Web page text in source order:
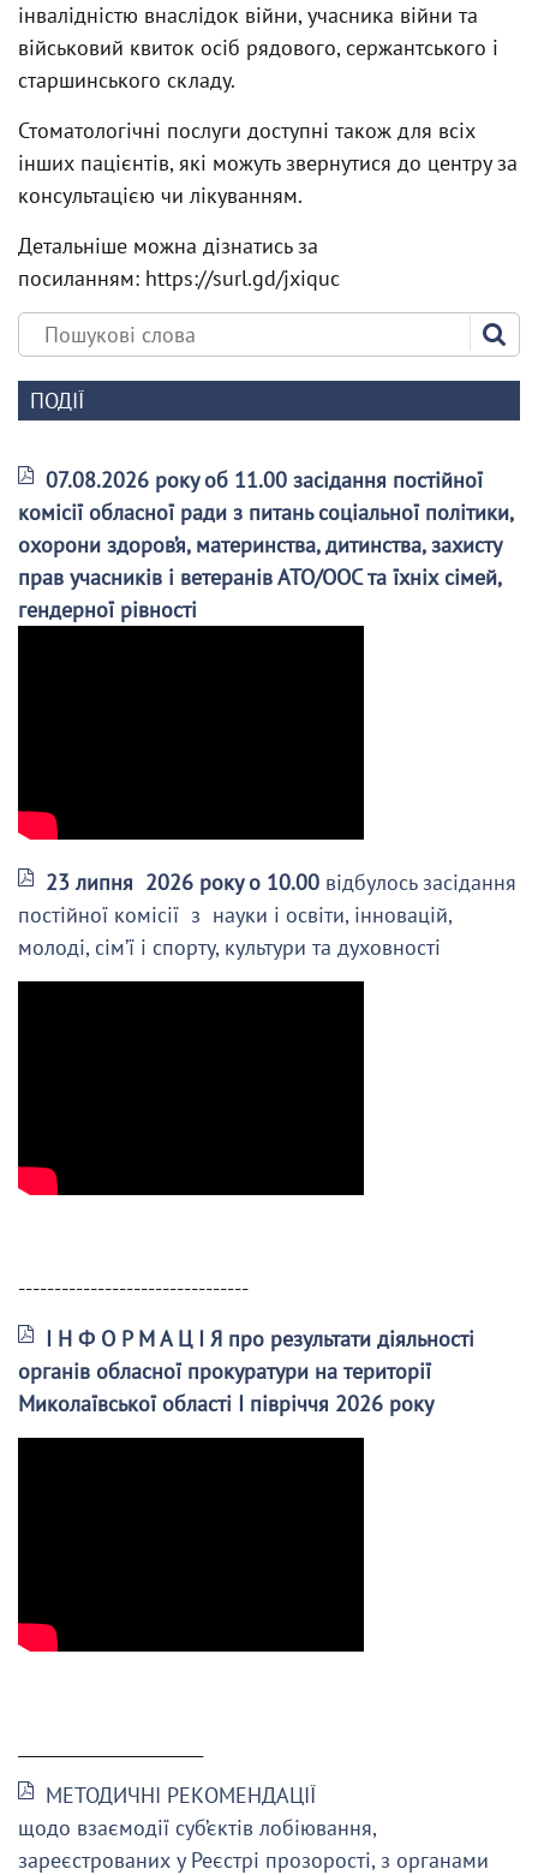
інвалідністю внаслідок війни, учасника війни та
військовий квиток осіб рядового, сержантського і
старшинського складу.
Стоматологічні послуги доступні також для всіх
інших пацієнтів, які можуть звернутися до центру за
консультацією чи лікуванням.
Детальніше можна дізнатись за
посиланням: https://surl.gd/jxiquc
ПОДІЇ
07.08.2026 року об 11.00 засідання постійної
комісії обласної ради з питань соціальної політики,
охорони здоров’я, материнства, дитинства, захисту
прав учасників і ветеранів АТО/ООС та їхніх сімей,
гендерної рівності
23 липня 2026 року о 10.00 відбулось засідання
постійної комісії з науки і освіти, інновацій,
молоді, сім’ї і спорту, культури та духовності
--------------------------------
І Н Ф О Р М А Ц І Я про результати діяльності
органів обласної прокуратури на території
Миколаївської області І півріччя 2026 року
МЕТОДИЧНІ РЕКОМЕНДАЦІЇ
щодо взаємодії суб’єктів лобіювання,
зареєстрованих у Реєстрі прозорості, з органами